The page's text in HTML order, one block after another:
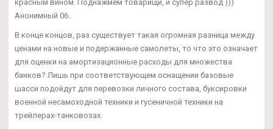
красным вином. Поднажмем товарищи, и супер развод )))
Анонимный 06.
В конце концов, раз существует такая огромная разница между
ценами на новые и подержанные самолеты, то что это означает
для оценки на амортизационные расходы для множества
банков? Лишь при соответствующем оснащении базовые
шасси подойдут для перевозки личного состава, буксировки
военной несамоходной техники и гусеничной техники на
трейлерах-танковозах.